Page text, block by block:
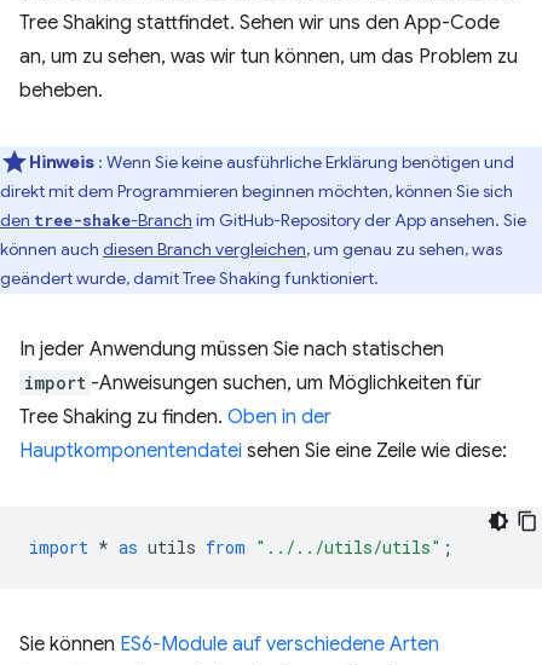
Tree Shaking stattfindet. Sehen wir uns den App-Code
an, um zu sehen, was wir tun können, um das Problem zu
beheben.
Hinweis : Wenn Sie keine ausführliche Erklärung benötigen und
direkt mit dem Programmieren beginnen möchten, können Sie sich
den tree-shake-Branch im GitHub-Repository der App ansehen. Sie
können auch diesen Branch vergleichen, um genau zu sehen, was
geändert wurde, damit Tree Shaking funktioniert.
In jeder Anwendung müssen Sie nach statischen
import -Anweisungen suchen, um Möglichkeiten für
Tree Shaking zu finden. Oben in der
Hauptkomponentendatei sehen Sie eine Zeile wie diese:
import * as utils from "../../utils/utils" ;
Sie können ES6-Module auf verschiedene Arten